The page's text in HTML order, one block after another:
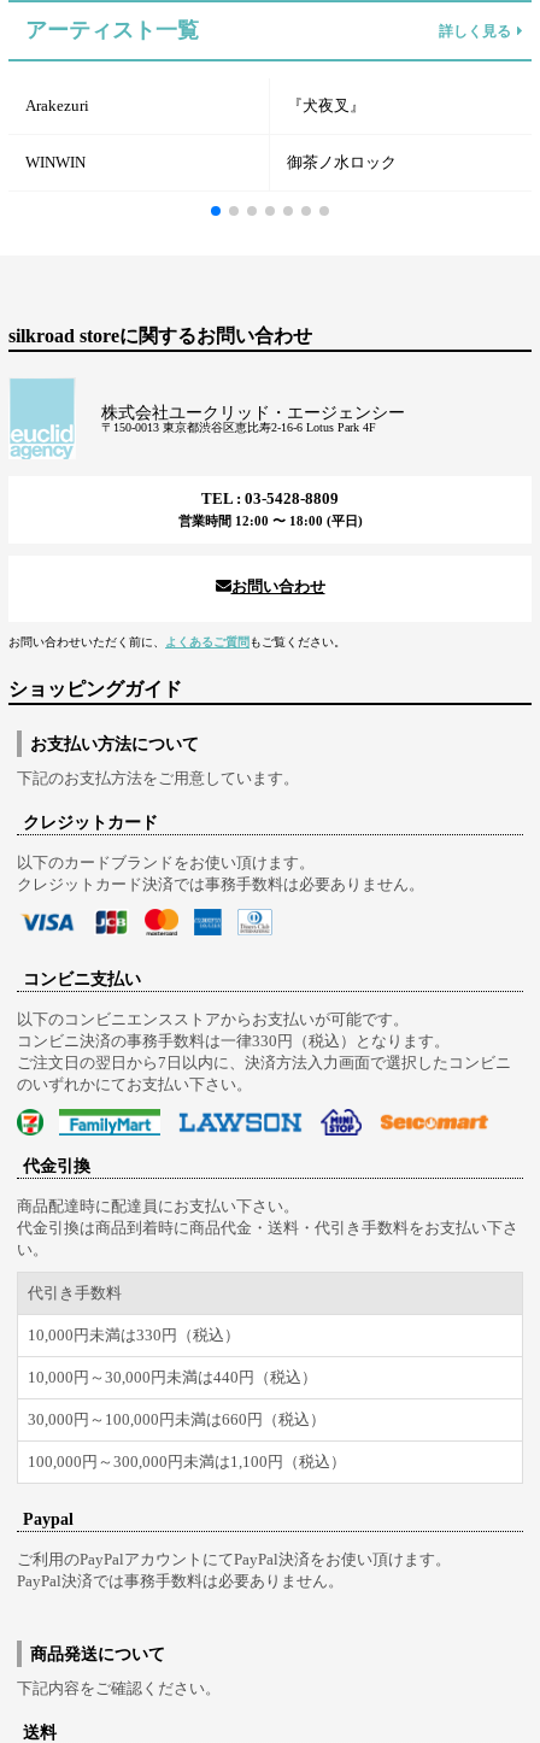
アーティスト一覧 詳しく見る
Arakezuri 『犬夜叉』
WINWIN 御茶ノ水ロック
silkroad storeに関するお問い合わせ
株式会社ユークリッド・エージェンシー
〒150-0013 東京都渋谷区恵比寿2-16-6 Lotus Park 4F
TEL : 03-5428-8809
営業時間 12:00 〜 18:00 (平日)
お問い合わせ
お問い合わせいただく前に、 よくあるご質問 もご覧ください。
ショッピングガイド
お支払い方法について
下記のお支払方法をご用意しています。
クレジットカード
以下のカードブランドをお使い頂けます。
クレジットカード決済では事務手数料は必要ありません。
コンビニ支払い
以下のコンビニエンスストアからお支払いが可能です。
コンビニ決済の事務手数料は一律330円（税込）となります。
ご注文日の翌日から7日以内に、決済方法入力画面で選択したコンビニ
のいずれかにてお支払い下さい。
代金引換
商品配達時に配達員にお支払い下さい。
代金引換は商品到着時に商品代金・送料・代引き手数料をお支払い下さ
い。
代引き手数料
10,000円未満は330円（税込）
10,000円～30,000円未満は440円（税込）
30,000円～100,000円未満は660円（税込）
100,000円～300,000円未満は1,100円（税込）
Paypal
ご利用のPayPalアカウントにてPayPal決済をお使い頂けます。
PayPal決済では事務手数料は必要ありません。
商品発送について
下記内容をご確認ください。
送料